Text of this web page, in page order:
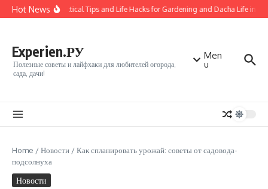
Перейти к содержанию
Hot News50 Practical Tips and Life Hacks for Gardening and Dacha Life in
Experien.РУ
Полезные советы и лайфхаки для любителей огорода,
сада, дачи!
Men
u
Home /Новости /Как спланировать урожай: советы от садовода-
подсолнуха
Новости